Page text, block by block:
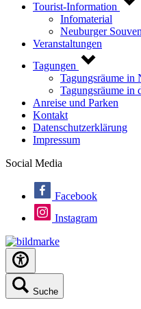
Tourist-Information
Infomaterial
Neuburger
Veranstaltungen
Tagungen
Tagungsräume in
Tagungsräume in
Anreise und Parken
Kontakt
Datenschutzerklärung
Impressum
Social Media
Facebook
Instagram
Suche